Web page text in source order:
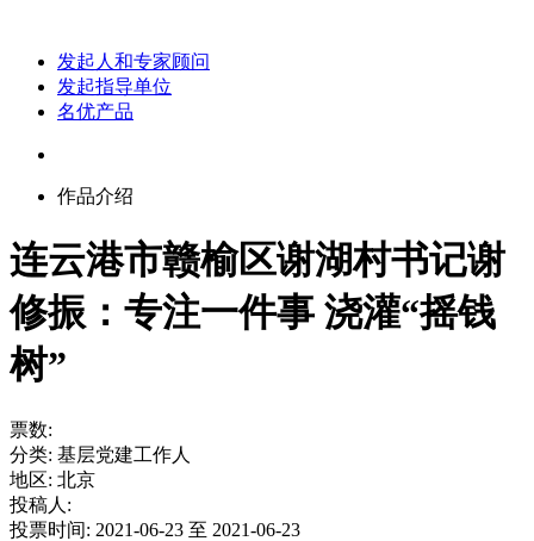
发起人和专家顾问
发起指导单位
名优产品
作品介绍
连云港市赣榆区谢湖村书记谢
修振：专注一件事 浇灌“摇钱
树”
票数:
分类: 基层党建工作人
地区: 北京
投稿人:
投票时间: 2021-06-23 至 2021-06-23